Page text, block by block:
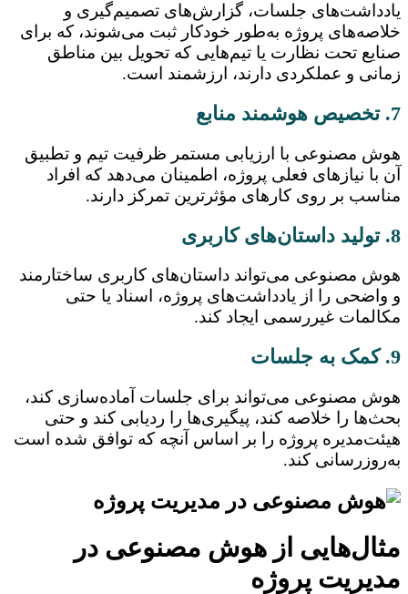
یادداشت‌های جلسات، گزارش‌های تصمیم‌گیری و
خلاصه‌های پروژه به‌طور خودکار ثبت می‌شوند، که برای
صنایع تحت نظارت یا تیم‌هایی که تحویل بین مناطق
زمانی و عملکردی دارند، ارزشمند است.
7. تخصیص هوشمند منابع
هوش مصنوعی با ارزیابی مستمر ظرفیت تیم و تطبیق
آن با نیازهای فعلی پروژه، اطمینان می‌دهد که افراد
مناسب بر روی کارهای مؤثرترین تمرکز دارند.
8. تولید داستان‌های کاربری
هوش مصنوعی می‌تواند داستان‌های کاربری ساختارمند
و واضحی را از یادداشت‌های پروژه، اسناد یا حتی
مکالمات غیررسمی ایجاد کند.
9. کمک به جلسات
هوش مصنوعی می‌تواند برای جلسات آماده‌سازی کند،
بحث‌ها را خلاصه کند، پیگیری‌ها را ردیابی کند و حتی
هیئت‌مدیره پروژه را بر اساس آنچه که توافق شده است
به‌روزرسانی کند.
مثال‌هایی از هوش مصنوعی در
مدیریت پروژه